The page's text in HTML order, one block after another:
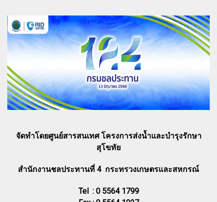
จัดทำโดยศูนย์สารสนเทศ โครงการส่งน้ำและบำรุงรักษา
สุโขทัย
สำนักงานชลประทานที่ 4 กระทรวงเกษตรและสหกรณ์
Tel : 0 5564 1799